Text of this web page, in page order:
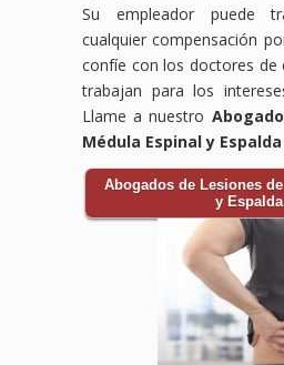
Su empleador puede
cualquier compensación
confíe con los doctores de
trabajan para los
Llame a nuestro
Médula Espinal y
Abogados de Lesiones
y Espalda